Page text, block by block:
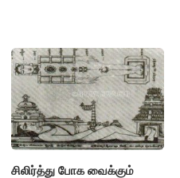
சிலிர்த்து போக வைக்கும்